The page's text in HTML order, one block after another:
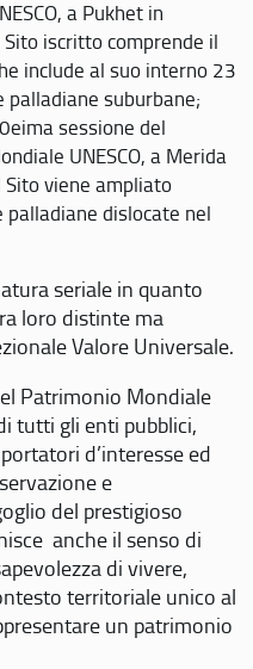
a Pukhet in
iscritto comprende il
include al suo interno 23
palladiane suburbane;
sessione del
UNESCO, a Merida
viene ampliato
dislocate nel
seriale in quanto
loro distinte ma
Valore Universale.
Patrimonio Mondiale
tutti gli enti pubblici,
d’interesse ed
e
del prestigioso
anche il senso di
di vivere,
territoriale unico al
un patrimonio